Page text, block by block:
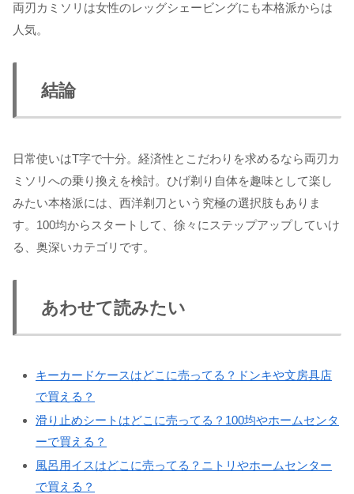
両刃カミソリは女性のレッグシェービングにも本格派からは
人気。
結論
日常使いはT字で十分。経済性とこだわりを求めるなら両刃カ
ミソリへの乗り換えを検討。ひげ剃り自体を趣味として楽し
みたい本格派には、西洋剃刀という究極の選択肢もありま
す。100均からスタートして、徐々にステップアップしていけ
る、奥深いカテゴリです。
あわせて読みたい
キーカードケースはどこに売ってる？ドンキや文房具店
で買える？
滑り止めシートはどこに売ってる？100均やホームセンタ
ーで買える？
風呂用イスはどこに売ってる？ニトリやホームセンター
で買える？